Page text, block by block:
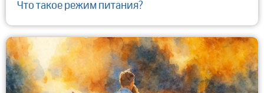
Что такое режим питания?